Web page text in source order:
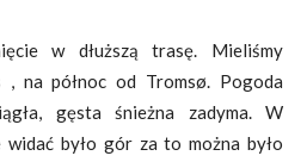
w dłuższą trasę. Mieliśmy
, na północ od Tromsø. Pogoda
gęsta śnieżna zadyma. W
było gór za to można było